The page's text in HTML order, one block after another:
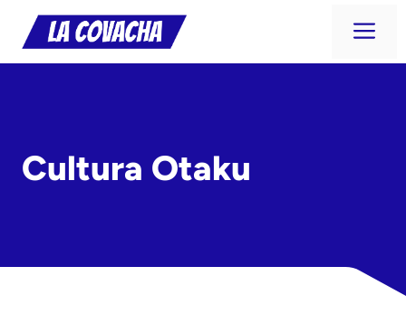
Saltar
contenido
Cultura Otaku